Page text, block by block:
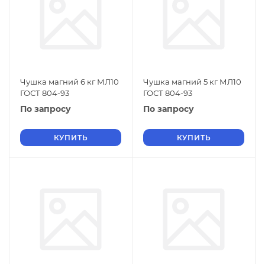
Чушка магний 6 кг МЛ10
ГОСТ 804-93
По запросу
КУПИТЬ
Чушка магний 5 кг МЛ10
ГОСТ 804-93
По запросу
КУПИТЬ